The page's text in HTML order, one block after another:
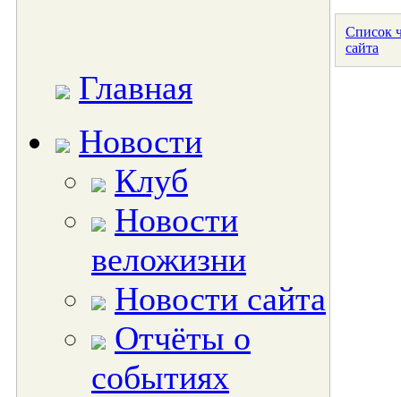
Главная
Новости
Клуб
Новости
веложизни
Новости сайта
Отчёты о
событиях
Список
сайта